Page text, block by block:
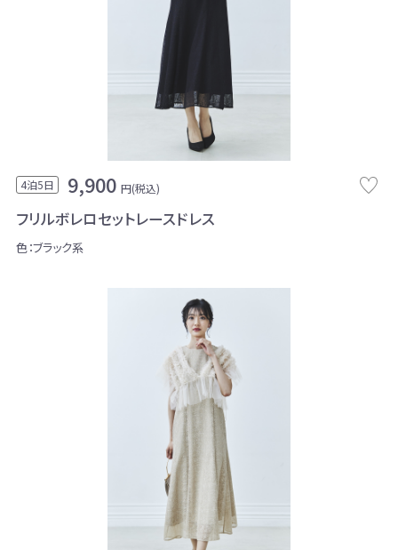
4泊5日 9,900 円(税込)
フリルボレロセットレースドレス
色：ブラック系